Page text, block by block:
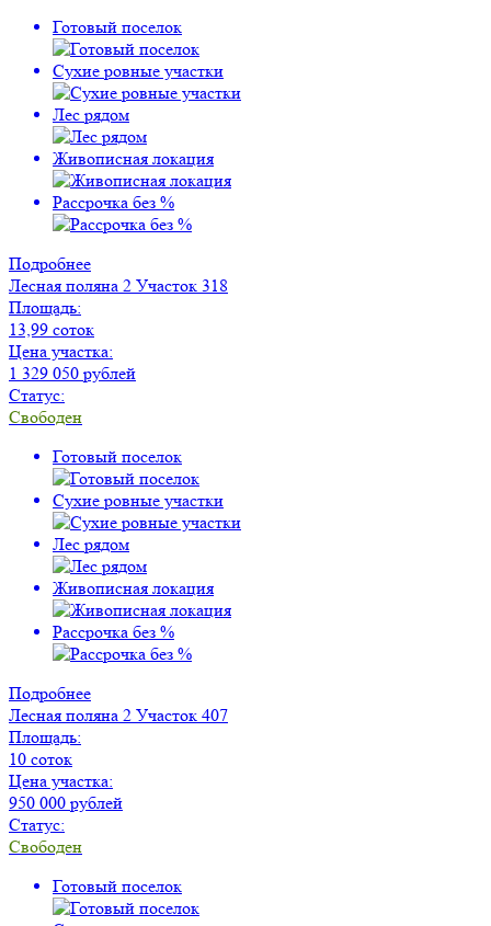
Готовый поселок
Сухие ровные участки
Лес рядом
Живописная локация
Рассрочка без %
Подробнее
Лесная поляна 2 Участок 318
Площадь:
13,99 соток
Цена участка:
1 329 050 рублей
Статус:
Свободен
Готовый поселок
Сухие ровные участки
Лес рядом
Живописная локация
Рассрочка без %
Подробнее
Лесная поляна 2 Участок 407
Площадь:
10 соток
Цена участка:
950 000 рублей
Статус:
Свободен
Готовый поселок